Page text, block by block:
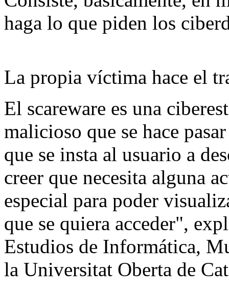
haga lo que piden los
La propia víctima hace el
El scareware es una
malicioso que se hace
que se insta al usuario a
creer que necesita alguna
especial para poder
que se quiera acceder",
Estudios de Informática,
la Universitat Oberta de